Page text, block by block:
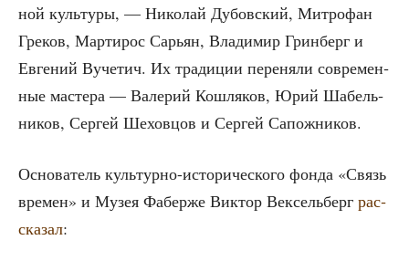
ной куль­ту­ры, — Нико­лай Дубов­ский, Мит­ро­фан
Гре­ков, Мар­ти­рос Сарьян, Вла­ди­мир Грин­берг и
Евге­ний Вуче­тич. Их тра­ди­ции пере­ня­ли совре­мен­
ные масте­ра — Вале­рий Кош­ля­ков, Юрий Шабель­
ни­ков, Сер­гей Шехов­цов и Сер­гей Сапожников.
Осно­ва­тель куль­тур­но-исто­ри­че­ско­го фон­да «Связь
вре­мен» и Музея Фаб­ер­же Вик­тор Век­сель­берг рас­
ска­зал: